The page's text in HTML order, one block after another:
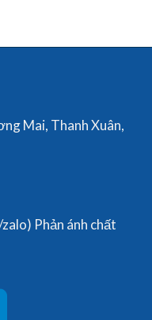
Mai, Thanh Xuân,
Phản ánh chất